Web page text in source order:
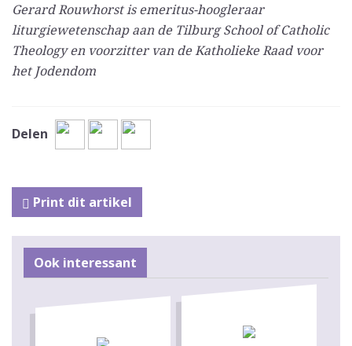
Gerard Rouwhorst is emeritus-hoogleraar
liturgiewetenschap aan de Tilburg School of Catholic
Theology en voorzitter van de Katholieke Raad voor
het Jodendom
Delen
Print dit artikel
Ook interessant